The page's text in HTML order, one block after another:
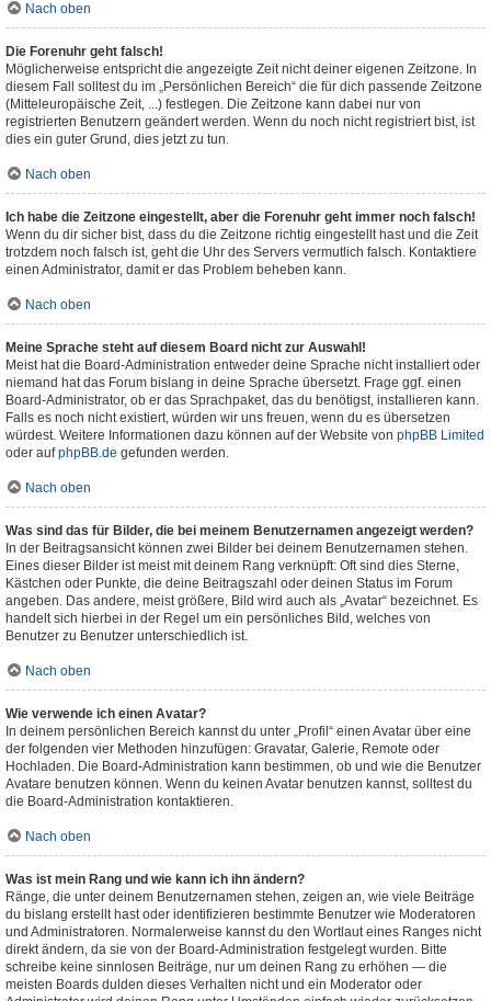
Nach oben
Die Forenuhr geht falsch!
Möglicherweise entspricht die angezeigte Zeit nicht deiner eigenen Zeitzone. In
diesem Fall solltest du im „Persönlichen Bereich“ die für dich passende Zeitzone
(Mitteleuropäische Zeit, ...) festlegen. Die Zeitzone kann dabei nur von
registrierten Benutzern geändert werden. Wenn du noch nicht registriert bist, ist
dies ein guter Grund, dies jetzt zu tun.
Nach oben
Ich habe die Zeitzone eingestellt, aber die Forenuhr geht immer noch falsch!
Wenn du dir sicher bist, dass du die Zeitzone richtig eingestellt hast und die Zeit
trotzdem noch falsch ist, geht die Uhr des Servers vermutlich falsch. Kontaktiere
einen Administrator, damit er das Problem beheben kann.
Nach oben
Meine Sprache steht auf diesem Board nicht zur Auswahl!
Meist hat die Board-Administration entweder deine Sprache nicht installiert oder
niemand hat das Forum bislang in deine Sprache übersetzt. Frage ggf. einen
Board-Administrator, ob er das Sprachpaket, das du benötigst, installieren kann.
Falls es noch nicht existiert, würden wir uns freuen, wenn du es übersetzen
würdest. Weitere Informationen dazu können auf der Website von phpBB Limited
oder aufphpBB.de gefunden werden.
Nach oben
Was sind das für Bilder, die bei meinem Benutzernamen angezeigt werden?
In der Beitragsansicht können zwei Bilder bei deinem Benutzernamen stehen.
Eines dieser Bilder ist meist mit deinem Rang verknüpft: Oft sind dies Sterne,
Kästchen oder Punkte, die deine Beitragszahl oder deinen Status im Forum
angeben. Das andere, meist größere, Bild wird auch als „Avatar“ bezeichnet. Es
handelt sich hierbei in der Regel um ein persönliches Bild, welches von
Benutzer zu Benutzer unterschiedlich ist.
Nach oben
Wie verwende ich einen Avatar?
In deinem persönlichen Bereich kannst du unter „Profil“ einen Avatar über eine
der folgenden vier Methoden hinzufügen: Gravatar, Galerie, Remote oder
Hochladen. Die Board-Administration kann bestimmen, ob und wie die Benutzer
Avatare benutzen können. Wenn du keinen Avatar benutzen kannst, solltest du
die Board-Administration kontaktieren.
Nach oben
Was ist mein Rang und wie kann ich ihn ändern?
Ränge, die unter deinem Benutzernamen stehen, zeigen an, wie viele Beiträge
du bislang erstellt hast oder identifizieren bestimmte Benutzer wie Moderatoren
und Administratoren. Normalerweise kannst du den Wortlaut eines Ranges nicht
direkt ändern, da sie von der Board-Administration festgelegt wurden. Bitte
schreibe keine sinnlosen Beiträge, nur um deinen Rang zu erhöhen — die
meisten Boards dulden dieses Verhalten nicht und ein Moderator oder